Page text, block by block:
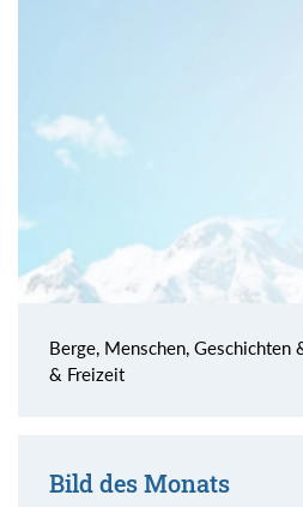
Berge, Menschen, Geschichten
& Freizeit
Bild des Monats